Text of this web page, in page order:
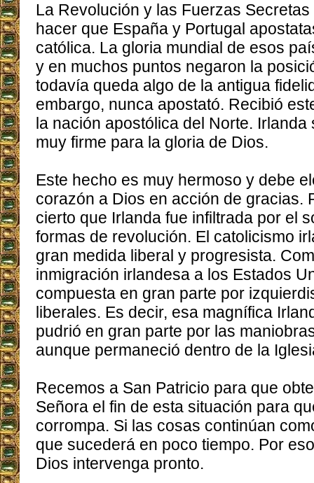
La Revolución y las Fuerzas
hacer que España y Portugal
católica. La gloria mundial de esos
y en muchos puntos negaron la
todavía queda algo de la antigua
embargo, nunca apostató. Recibió
la nación apostólica del Norte. Irlanda
muy firme para la gloria de Dios.
Este hecho es muy hermoso y debe
corazón a Dios en acción de gracias.
cierto que Irlanda fue infiltrada por el
formas de revolución. El catolicismo
gran medida liberal y progresista.
inmigración irlandesa a los Estados
compuesta en gran parte por
liberales. Es decir, esa magnífica
pudrió en gran parte por las
aunque permaneció dentro de la
Recemos a San Patricio para que
Señora el fin de esta situación para
corrompa. Si las cosas continúan
que sucederá en poco tiempo. Por
Dios intervenga pronto.